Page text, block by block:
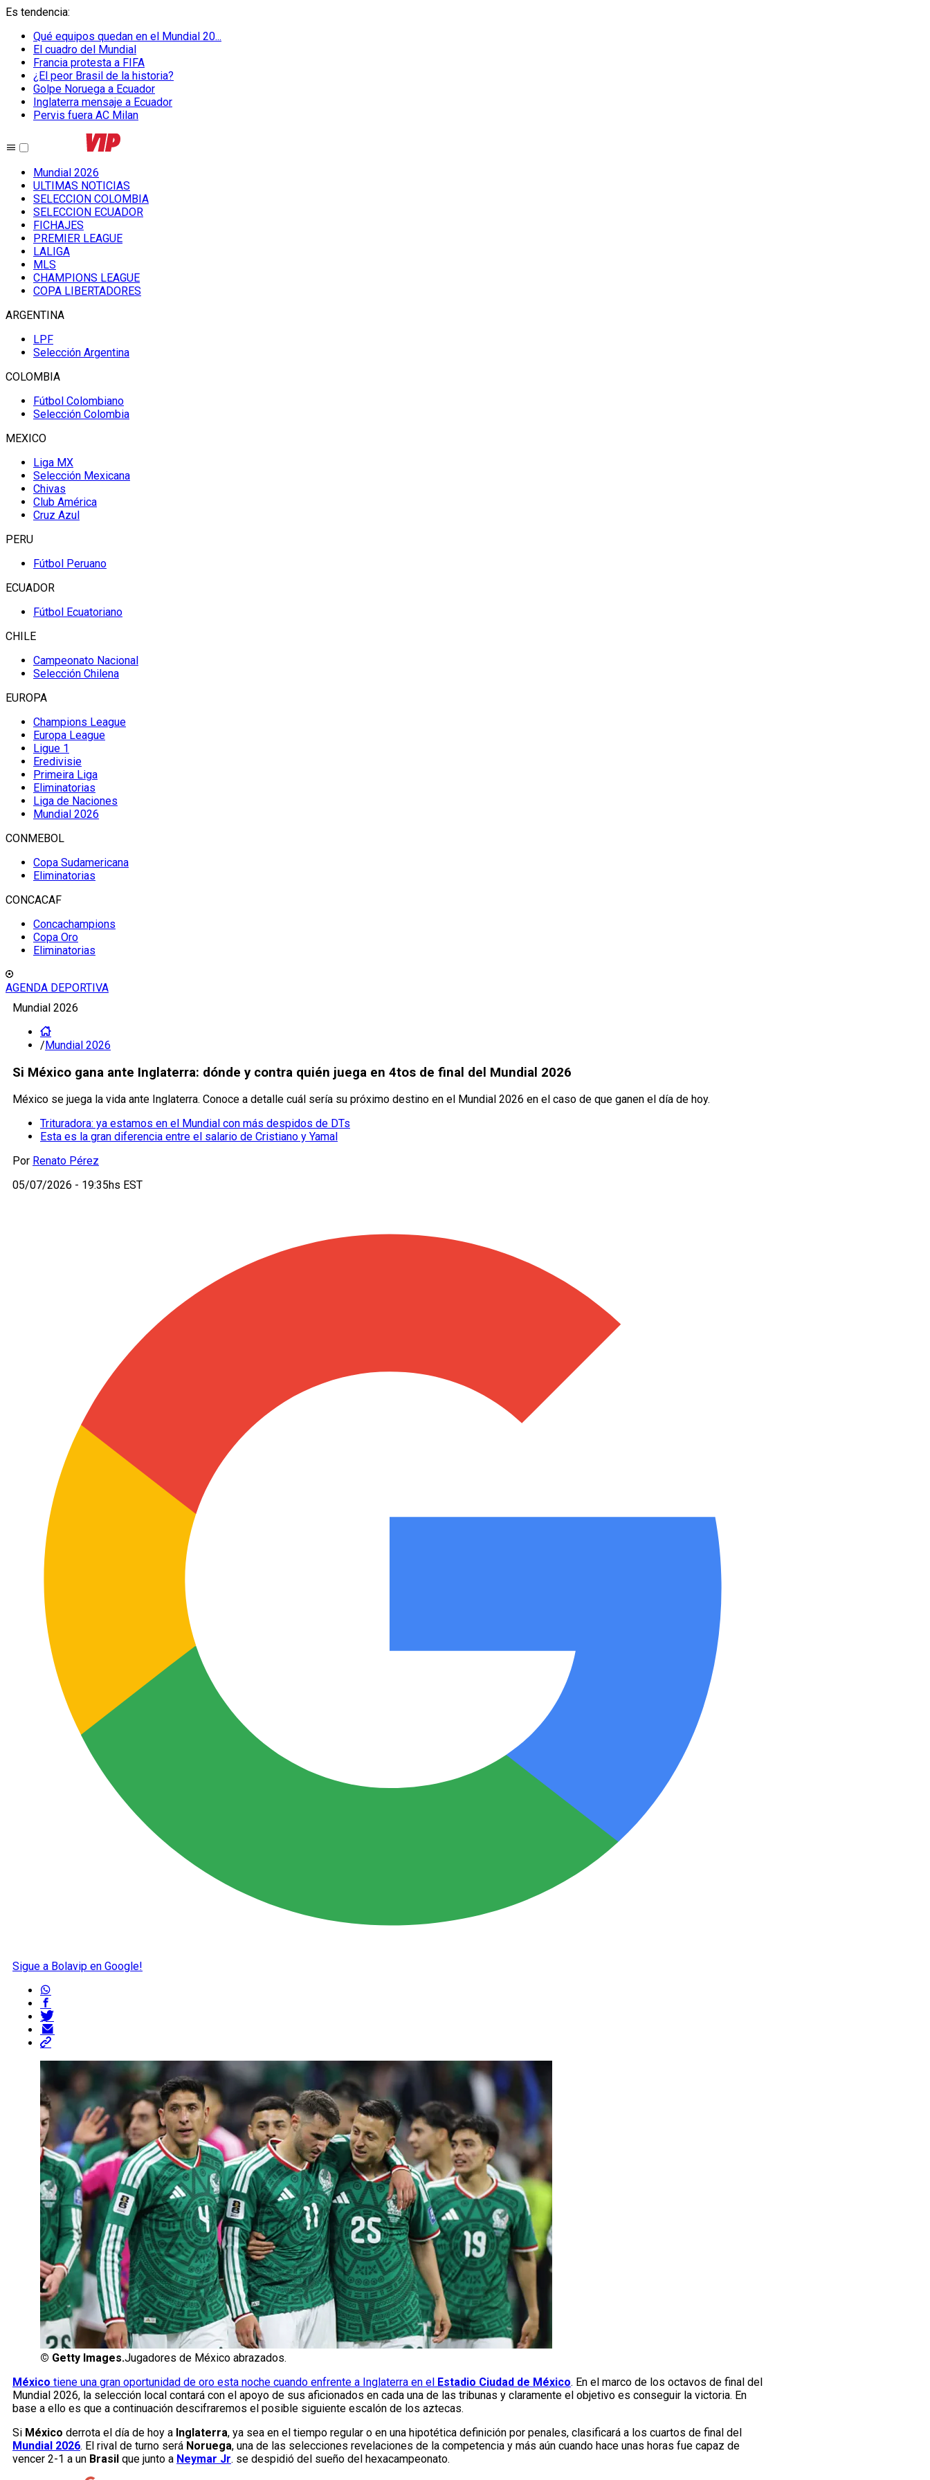
Es tendencia:
Qué equipos quedan en el Mundial 20...
El cuadro del Mundial
Francia protesta a FIFA
¿El peor Brasil de la historia?
Golpe Noruega a Ecuador
Inglaterra mensaje a Ecuador
Pervis fuera AC Milan
Mundial 2026
ULTIMAS NOTICIAS
SELECCION COLOMBIA
SELECCION ECUADOR
FICHAJES
PREMIER LEAGUE
LALIGA
MLS
CHAMPIONS LEAGUE
COPA LIBERTADORES
ARGENTINA
LPF
Selección Argentina
COLOMBIA
Fútbol Colombiano
Selección Colombia
MEXICO
Liga MX
Selección Mexicana
Chivas
Club América
Cruz Azul
PERU
Fútbol Peruano
ECUADOR
Fútbol Ecuatoriano
CHILE
Campeonato Nacional
Selección Chilena
EUROPA
Champions League
Europa League
Ligue 1
Eredivisie
Primeira Liga
Eliminatorias
Liga de Naciones
Mundial 2026
CONMEBOL
Copa Sudamericana
Eliminatorias
CONCACAF
Concachampions
Copa Oro
Eliminatorias
AGENDA DEPORTIVA
Mundial 2026
/Mundial 2026
Si México gana ante Inglaterra: dónde y contra quién juega en 4tos de final del Mundial 2026
México se juega la vida ante Inglaterra. Conoce a detalle cuál sería su próximo destino en el Mundial 2026 en el caso de que ganen el día de hoy.
Trituradora: ya estamos en el Mundial con más despidos de DTs
Esta es la gran diferencia entre el salario de Cristiano y Yamal
Por Renato Pérez
05/07/2026 - 19:35hs EST
Sigue a Bolavip en Google!
© Getty Images.Jugadores de México abrazados.
México tiene una gran oportunidad de oro esta noche cuando enfrente a Inglaterra en el Estadio Ciudad de México. En el marco de los octavos de final del
Mundial 2026, la selección local contará con el apoyo de sus aficionados en cada una de las tribunas y claramente el objetivo es conseguir la victoria. En
base a ello es que a continuación descifraremos el posible siguiente escalón de los aztecas.
Si México derrota el día de hoy a Inglaterra, ya sea en el tiempo regular o en una hipotética definición por penales, clasificará a los cuartos de final del
Mundial 2026. El rival de turno será Noruega, una de las selecciones revelaciones de la competencia y más aún cuando hace unas horas fue capaz de
vencer 2-1 a un Brasil que junto a Neymar Jr. se despidió del sueño del hexacampeonato.